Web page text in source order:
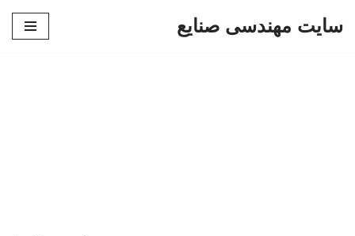
سایت مهندسی صنایع